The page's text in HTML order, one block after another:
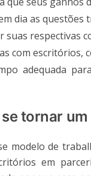
dia as questões
respectivas
com escritórios,
adequada
tornar
modelo de
em